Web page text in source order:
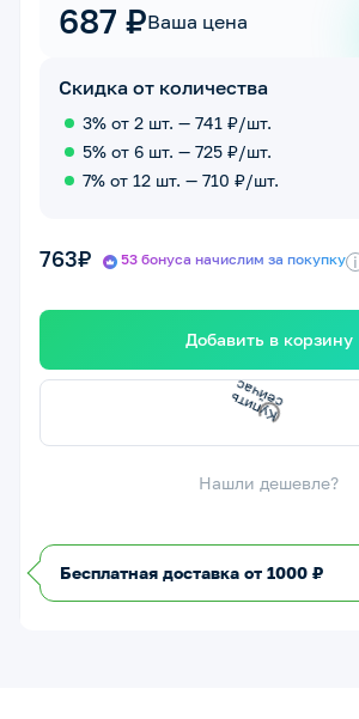
687 ₽Ваша цена
Скидка от количества
3% от 2 шт. — 741 ₽/шт.
5% от 6 шт. — 725 ₽/шт.
7% от 12 шт. — 710 ₽/шт.
763₽ 53 бонуса начислим за покупку i
Добавить в корзину
К
у
п
ить
с
е
й
ч
а
с
Нашли дешевле?
Бесплатная доставка от 1000 ₽